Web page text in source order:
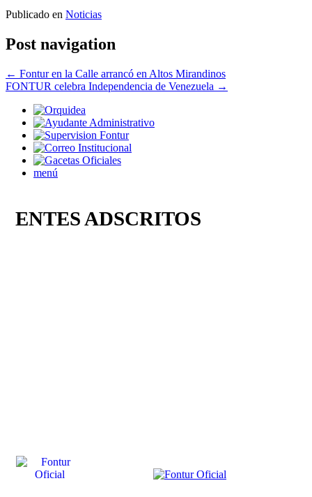
Publicado en Noticias
Post navigation
← Fontur en la Calle arrancó en Altos Mirandinos
FONTUR celebra Independencia de Venezuela →
menú
ENTES ADSCRITOS